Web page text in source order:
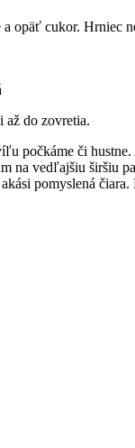
opäť cukor. Hrniec
až do zovretia.
počkáme či
na vedľajšiu širšiu
pomyslená